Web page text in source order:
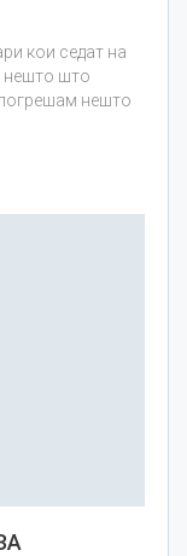
кои седат на
нешто што
нешто